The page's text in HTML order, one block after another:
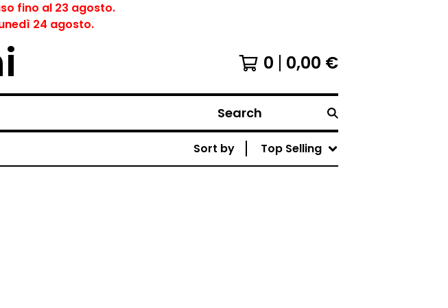
fino al 23 agosto.
24 agosto.
0 0,00 €
Search
Sort by Top Selling